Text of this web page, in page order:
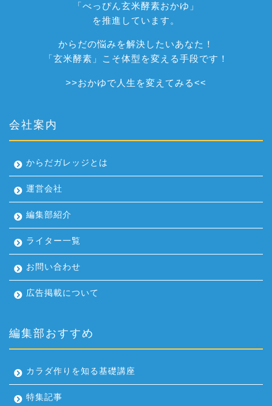
「べっぴん玄米酵素おかゆ」
を推進しています。
からだの悩みを解決したいあなた！
「玄米酵素」こそ体型を変える手段です！
>>おかゆで人生を変えてみる<<
会社案内
からだガレッジとは
運営会社
編集部紹介
ライター一覧
お問い合わせ
広告掲載について
編集部おすすめ
カラダ作りを知る基礎講座
特集記事